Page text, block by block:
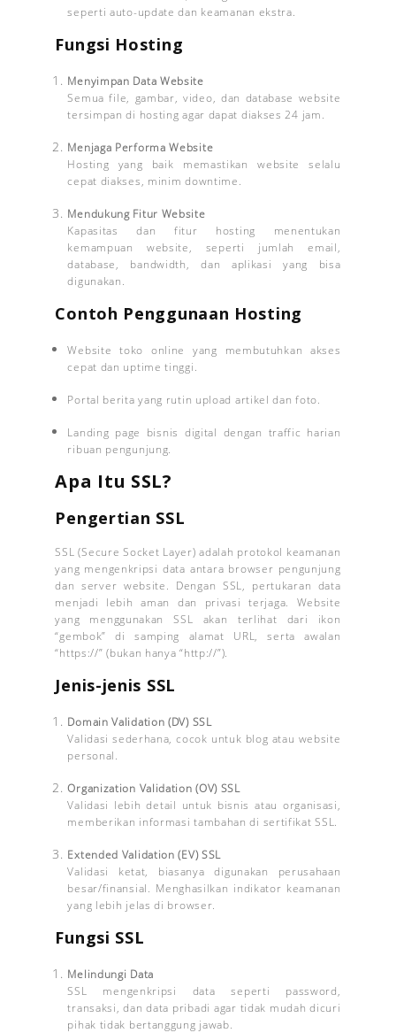
seperti auto-update dan keamanan ekstra.
Fungsi Hosting
Menyimpan Data Website
Semua file, gambar, video, dan database website
tersimpan di hosting agar dapat diakses 24 jam.
Menjaga Performa Website
Hosting yang baik memastikan website selalu
cepat diakses, minim downtime.
Mendukung Fitur Website
Kapasitas dan fitur hosting menentukan
kemampuan website, seperti jumlah email,
database, bandwidth, dan aplikasi yang bisa
digunakan.
Contoh Penggunaan Hosting
Website toko online yang membutuhkan akses
cepat dan uptime tinggi.
Portal berita yang rutin upload artikel dan foto.
Landing page bisnis digital dengan traffic harian
ribuan pengunjung.
Apa Itu SSL?
Pengertian SSL
SSL (Secure Socket Layer) adalah protokol keamanan
yang mengenkripsi data antara browser pengunjung
dan server website. Dengan SSL, pertukaran data
menjadi lebih aman dan privasi terjaga. Website
yang menggunakan SSL akan terlihat dari ikon
“gembok” di samping alamat URL, serta awalan
“https://” (bukan hanya “http://”).
Jenis-jenis SSL
Domain Validation (DV) SSL
Validasi sederhana, cocok untuk blog atau website
personal.
Organization Validation (OV) SSL
Validasi lebih detail untuk bisnis atau organisasi,
memberikan informasi tambahan di sertifikat SSL.
Extended Validation (EV) SSL
Validasi ketat, biasanya digunakan perusahaan
besar/finansial. Menghasilkan indikator keamanan
yang lebih jelas di browser.
Fungsi SSL
Melindungi Data
SSL mengenkripsi data seperti password,
transaksi, dan data pribadi agar tidak mudah dicuri
pihak tidak bertanggung jawab.